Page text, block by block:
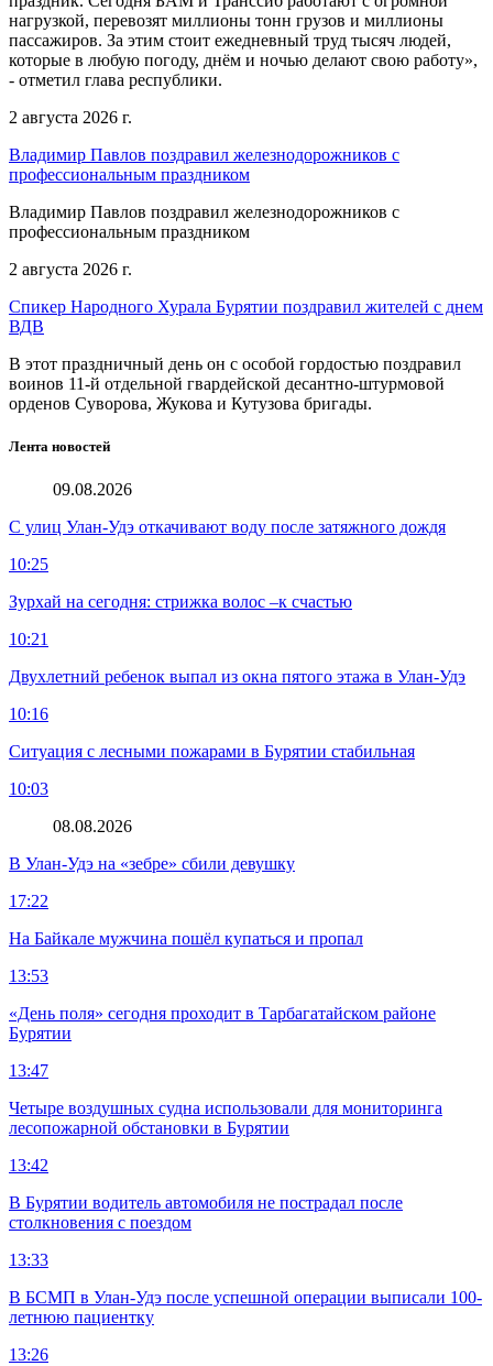
нагрузкой, перевозят миллионы тонн грузов и миллионы
пассажиров. За этим стоит ежедневный труд тысяч людей,
которые в любую погоду, днём и ночью делают свою работу»,
- отметил глава республики.
2 августа 2026 г.
Владимир Павлов поздравил железнодорожников с
профессиональным праздником
Владимир Павлов поздравил железнодорожников с
профессиональным праздником
2 августа 2026 г.
Спикер Народного Хурала Бурятии поздравил жителей с днем
ВДВ
В этот праздничный день он с особой гордостью поздравил
воинов 11-й отдельной гвардейской десантно-штурмовой
орденов Суворова, Жукова и Кутузова бригады.
Лента новостей
09.08.2026
С улиц Улан-Удэ откачивают воду после затяжного дождя
10:25
Зурхай на сегодня: стрижка волос –к счастью
10:21
Двухлетний ребенок выпал из окна пятого этажа в Улан-Удэ
10:16
Ситуация с лесными пожарами в Бурятии стабильная
10:03
08.08.2026
В Улан-Удэ на «зебре» сбили девушку
17:22
На Байкале мужчина пошёл купаться и пропал
13:53
«День поля» сегодня проходит в Тарбагатайском районе
Бурятии
13:47
Четыре воздушных судна использовали для мониторинга
лесопожарной обстановки в Бурятии
13:42
В Бурятии водитель автомобиля не пострадал после
столкновения с поездом
13:33
В БСМП в Улан-Удэ после успешной операции выписали 100-
летнюю пациентку
13:26